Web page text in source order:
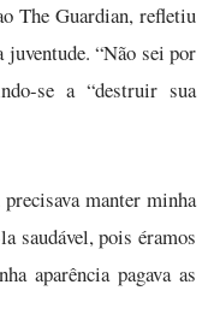
The Guardian, refletiu
juventude. “Não sei por
se a “destruir sua
manter minha
saudável, pois éramos
aparência pagava as